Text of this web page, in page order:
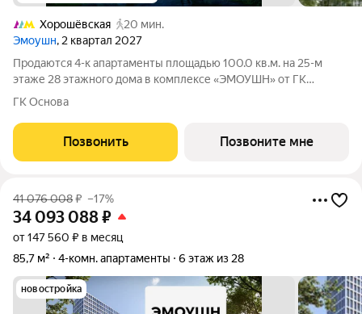
Хорошёвская
20 мин.
Эмоушн, 2 квартал 2027
Продаются 4-к апартаменты площадью 100.0 кв.м. на 25-м
этаже 28 этажного дома в комплексе «ЭМОУШН» от ГК
ОСНОВА. «ЭМОУШН» многофункциональный комплекс
Мнёвники (СЗАО), новый выразительный
ГК Основа
Позвонить Позвоните мне
41 076 008₽ –17%
34 093 088₽
от 147 560 ₽ в месяц
85,7 м²
4-комн. апартаменты 6 этаж из 28
новостройка